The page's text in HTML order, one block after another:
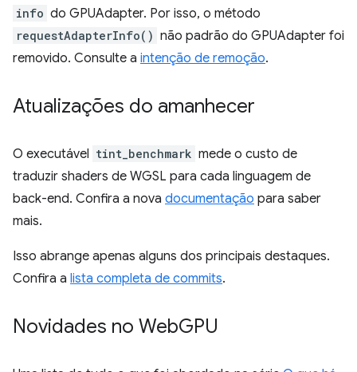
info do GPUAdapter. Por isso, o método
requestAdapterInfo() não padrão do GPUAdapter foi
removido. Consulte a intenção de remoção.
Atualizações do amanhecer
O executável tint_benchmark mede o custo de
traduzir shaders de WGSL para cada linguagem de
back-end. Confira a nova documentação para saber
mais.
Isso abrange apenas alguns dos principais destaques.
Confira a lista completa de commits.
Novidades no WebGPU